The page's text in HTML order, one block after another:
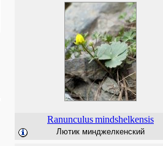
Ranunculusmindshelkensis
Лютик минджелкенский